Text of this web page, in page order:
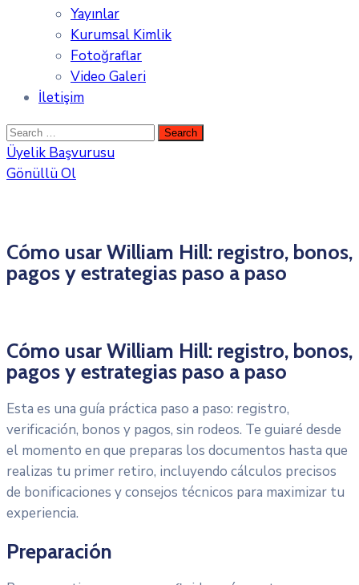
Yayınlar
Kurumsal Kimlik
Fotoğraflar
Video Galeri
İletişim
Üyelik Başvurusu
Gönüllü Ol
Cómo usar William Hill: registro, bonos,
pagos y estrategias paso a paso
Cómo usar William Hill: registro, bonos,
pagos y estrategias paso a paso
Esta es una guía práctica paso a paso: registro,
verificación, bonos y pagos, sin rodeos. Te guiaré desde
el momento en que preparas los documentos hasta que
realizas tu primer retiro, incluyendo cálculos precisos
de bonificaciones y consejos técnicos para maximizar tu
experiencia.
Preparación